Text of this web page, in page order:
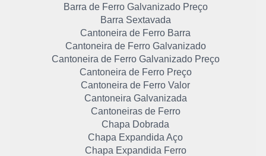
Barra de Ferro Galvanizado Preço
Barra Sextavada
Cantoneira de Ferro Barra
Cantoneira de Ferro Galvanizado
Cantoneira de Ferro Galvanizado Preço
Cantoneira de Ferro Preço
Cantoneira de Ferro Valor
Cantoneira Galvanizada
Cantoneiras de Ferro
Chapa Dobrada
Chapa Expandida Aço
Chapa Expandida Ferro